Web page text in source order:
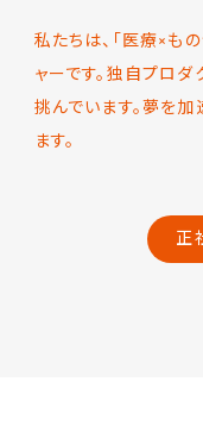
私たちは、「医療×も
ャーです。独自プロ
挑んでいます。夢を
ます。
正